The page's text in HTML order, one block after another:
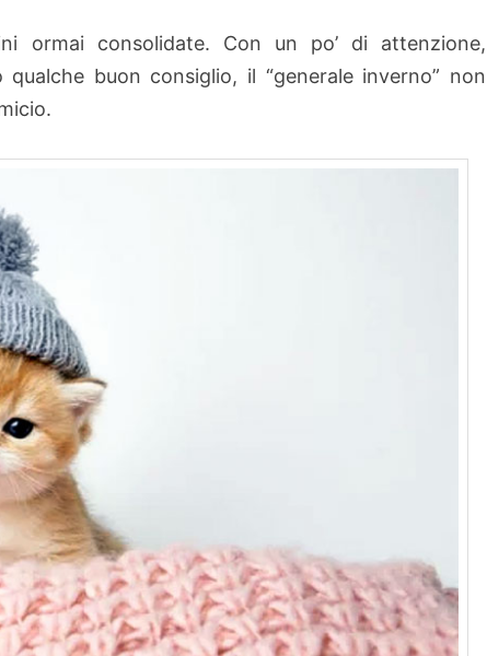
ormai consolidate. Con un po’ di attenzione,
buon consiglio, il “generale inverno” non